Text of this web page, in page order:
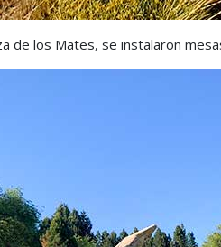
de los Mates, se instalaron